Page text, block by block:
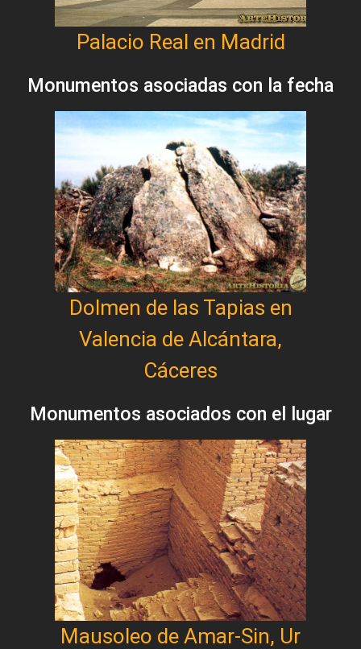
Palacio Real en Madrid
Monumentos asociadas con la fecha
Dolmen de las Tapias en
Valencia de Alcántara,
Cáceres
Monumentos asociados con el lugar
Mausoleo de Amar-Sin, Ur